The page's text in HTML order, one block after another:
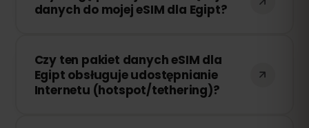
łatwo doładować swoją eSIM przez
danych do mojej eSIM dla Egipt?
dowolnym momencie bez konieczności
ponownej instalacji eSIM. Wystarczy
zalogować się na swoje konto i wybrać
Czy ten pakiet danych eSIM dla
Egipt obsługuje udostępnianie
Internetu (hotspot/tethering)?